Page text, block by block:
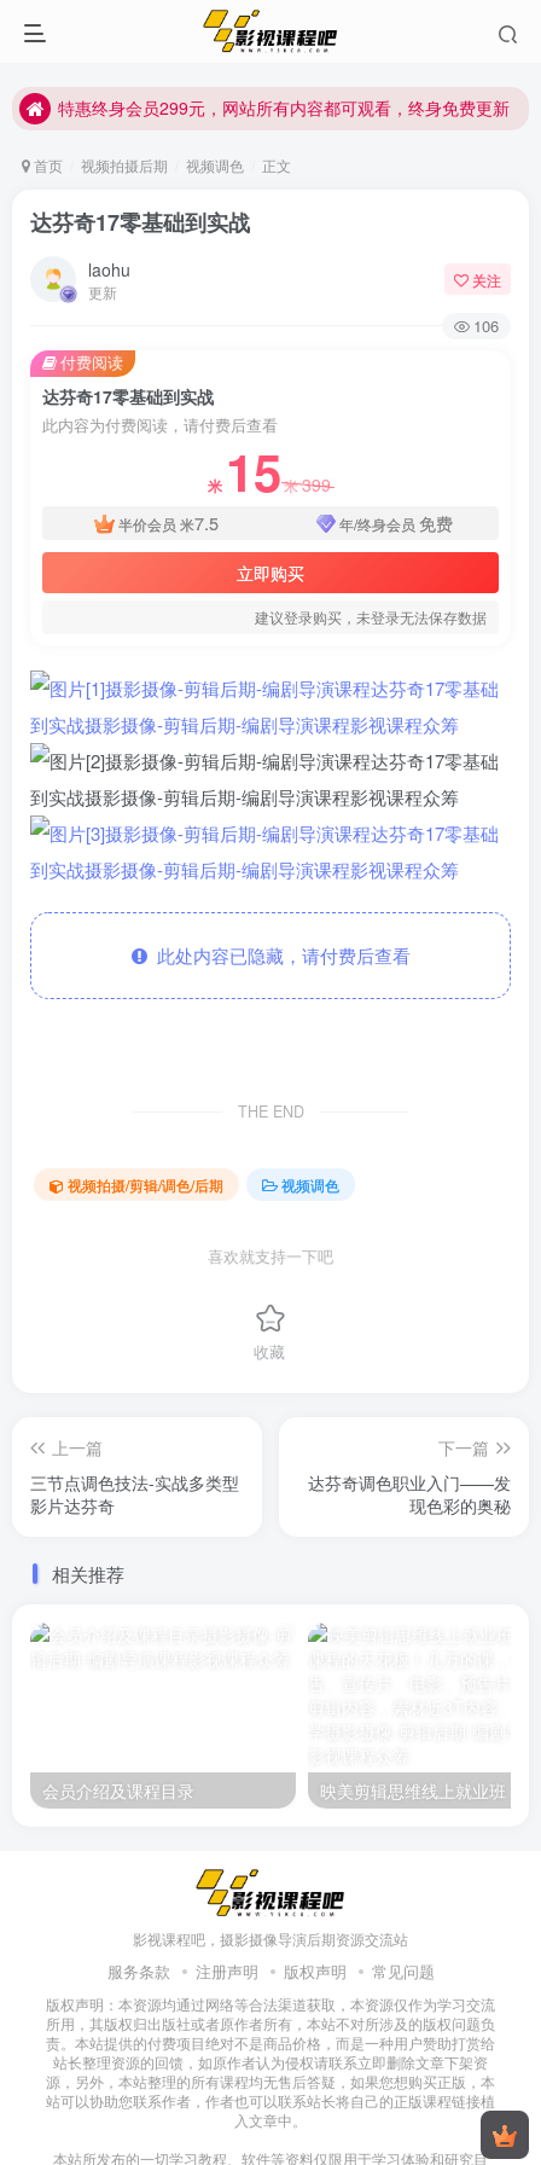
特惠终身会员299元，网站所有内容都可观看，终身免费更新
特惠终身会员299元，网站所有内容都可观看，终身免费更新
首页 视频拍摄后期 视频调色 正文
达芬奇17零基础到实战
laohu
更新
关注
106
达芬奇17零基础到实战
此内容为付费阅读，请付费后查看
米 15米399
半价会员 米7.5 年/终身会员 免费
立即购买
建议登录购买，未登录无法保存数据
付费阅读
此处内容已隐藏，请付费后查看
THE END
视频拍摄/剪辑/调色/后期 视频调色
喜欢就支持一下吧
收藏
上一篇
三节点调色技法-实战多类型
影片达芬奇
下一篇
达芬奇调色职业入门——发
现色彩的奥秘
相关推荐
会员介绍及课程目录
影视课程吧，摄影摄像导演后期资源交流站
服务条款 注册声明 版权声明 常见问题
版权声明：本资源均通过网络等合法渠道获取，本资源仅作为学习交流
所用，其版权归出版社或者原作者所有，本站不对所涉及的版权问题负
责。本站提供的付费项目绝对不是商品价格，而是一种用户赞助打赏给
站长整理资源的回馈，如原作者认为侵权请联系立即删除文章下架资
源，另外，本站整理的所有课程均无售后答疑，如果您想购买正版，本
站可以协助您联系作者，作者也可以联系站长将自己的正版课程链接植
入文章中。
本站所发布的一切学习教程、软件等资料仅限用于学习体验和研究目